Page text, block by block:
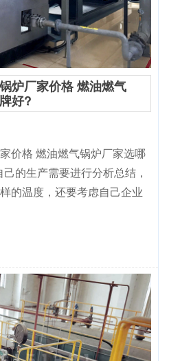
炉厂家价格 燃油燃气
好?
价格 燃油燃气锅炉厂家选哪
的生产需要进行分析总结，
的温度，还要考虑自己企业